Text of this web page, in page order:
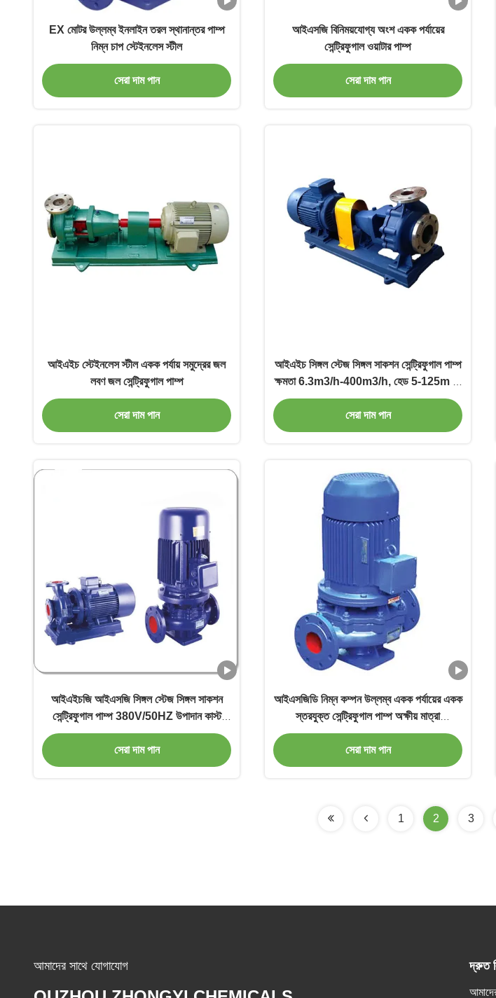
EX মোটর উল্লম্ব ইনলাইন তরল স্থানান্তর পাম্প
নিম্ন চাপ স্টেইনলেস স্টীল
সেরা দাম পান
আইএসজি বিনিময়যোগ্য অংশ একক পর্যায়ের
সেন্ট্রিফুগাল ওয়াটার পাম্প
সেরা দাম পান
আইএইচ স্টেইনলেস স্টীল একক পর্যায় সমুদ্রের জল
লবণ জল সেন্ট্রিফুগাল পাম্প
সেরা দাম পান
আইএইচ সিঙ্গল স্টেজ সিঙ্গল সাকশন সেন্ট্রিফুগাল পাম্প
ক্ষমতা 6.3m3/h-400m3/h, হেড 5-125m &
সর্বোচ্চ। চাপ 1.6Mpa
সেরা দাম পান
আইএইচজি আইএসজি সিঙ্গল স্টেজ সিঙ্গল সাকশন
সেন্ট্রিফুগাল পাম্প 380V/50HZ উপাদান কাস্ট
আয়রন / এসএস 304
সেরা দাম পান
আইএসজিডি নিম্ন কম্পন উল্লম্ব একক পর্যায়ের একক
স্তরযুক্ত সেন্ট্রিফুগাল পাম্প অক্ষীয় মাত্রা
সংক্ষিপ্তকরণ সহ
সেরা দাম পান
1 2 3
আমাদের সাথে যোগাযোগ দ্রুত